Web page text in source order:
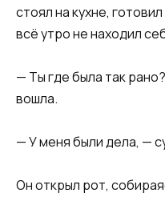
стоял на кухне,
всё утро не находил
— Ты где была так
вошла.
— У меня были дела, —
Он открыл рот,